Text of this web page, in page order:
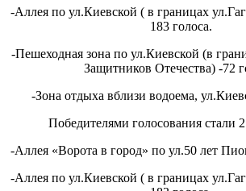
-Аллея по ул.Киевской ( в границах
183 голоса.
-Пешеходная зона по ул.Киевской (в
Защитников Отечества) -72
-Зона отдыха вблизи водоема,
Победителями голосования стали
-Аллея «Ворота в город» по ул.50 лет
-Аллея по ул.Киевской ( в границах